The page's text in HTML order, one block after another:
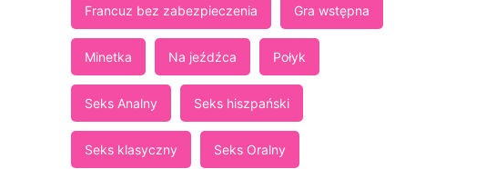
Francuz bez zabezpieczenia Gra wstępna
Minetka Na jeźdźca Połyk
Seks Analny Seks hiszpański
Seks klasyczny Seks Oralny